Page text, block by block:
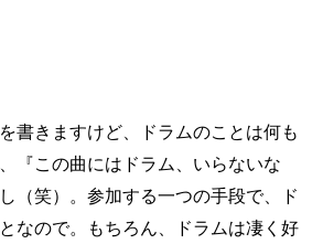
書きますけど、ドラムのことは何も
『この曲にはドラム、いらないな
（笑）。参加する一つの手段で、ド
なので。もちろん、ドラムは凄く好